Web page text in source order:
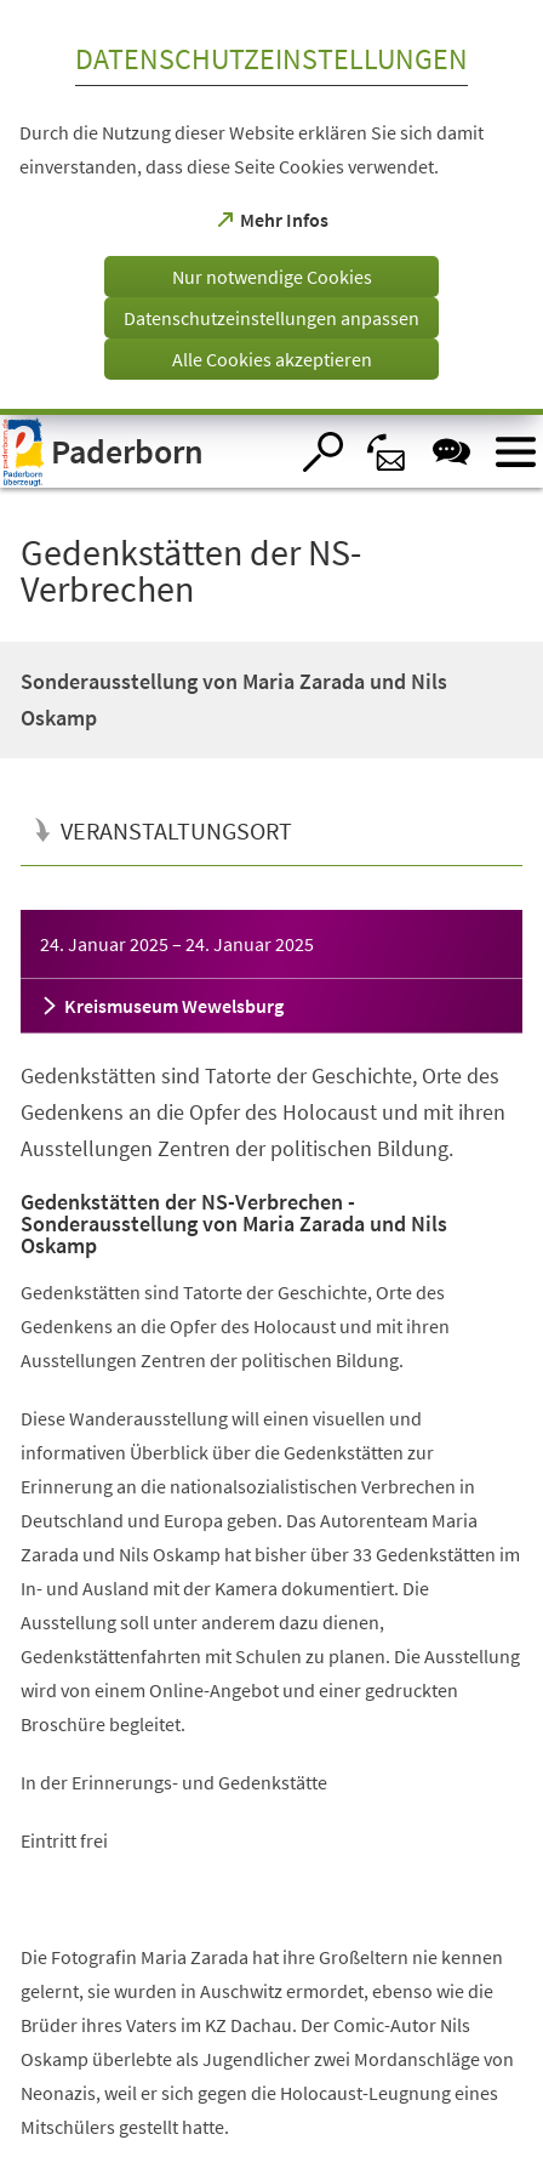
Visuelle
Assistenzsoftware
öffnen.
DATENSCHUTZEINSTELLUNGEN
Durch die Nutzung dieser Website erklären Sie sich damit
einverstanden, dass diese Seite Cookies verwendet.
Mehr Infos
(Öffnet
einem
Tab)
Nur notwendige Cookies
Datenschutzeinstellungen anpassen
Alle Cookies akzeptieren
Paderborn
Gedenkstätten der NS-
Verbrechen
Sonderausstellung von Maria Zarada und Nils
Oskamp
VERANSTALTUNGSORT
24. Januar 2025– 24. Januar 2025
Kreismuseum Wewelsburg
Gedenkstätten sind Tatorte der Geschichte, Orte des
Gedenkens an die Opfer des Holocaust und mit ihren
Ausstellungen Zentren der politischen Bildung.
Gedenkstätten der NS-Verbrechen -
Sonderausstellung von Maria Zarada und Nils
Oskamp
Gedenkstätten sind Tatorte der Geschichte, Orte des
Gedenkens an die Opfer des Holocaust und mit ihren
Ausstellungen Zentren der politischen Bildung.
Diese Wanderausstellung will einen visuellen und
informativen Überblick über die Gedenkstätten zur
Erinnerung an die nationalsozialistischen Verbrechen in
Deutschland und Europa geben. Das Autorenteam Maria
Zarada und Nils Oskamp hat bisher über 33 Gedenkstätten im
In- und Ausland mit der Kamera dokumentiert. Die
Ausstellung soll unter anderem dazu dienen,
Gedenkstättenfahrten mit Schulen zu planen. Die Ausstellung
wird von einem Online-Angebot und einer gedruckten
Broschüre begleitet.
In der Erinnerungs- und Gedenkstätte
Eintritt frei
Die Fotografin Maria Zarada hat ihre Großeltern nie kennen
gelernt, sie wurden in Auschwitz ermordet, ebenso wie die
Brüder ihres Vaters im KZ Dachau. Der Comic-Autor Nils
Oskamp überlebte als Jugendlicher zwei Mordanschläge von
Neonazis, weil er sich gegen die Holocaust-Leugnung eines
Mitschülers gestellt hatte.